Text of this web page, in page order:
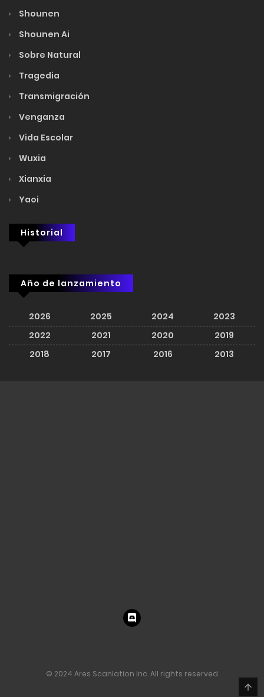
Shounen
Shounen Ai
Sobre Natural
Tragedia
Transmigración
Venganza
Vida Escolar
Wuxia
Xianxia
Yaoi
Historial
Año de lanzamiento
2026 2025 2024
2023
2022
2021 2020
2019
2018
2017 2016 2013
© 2024 Ares Scanlation Inc. All rights reserved